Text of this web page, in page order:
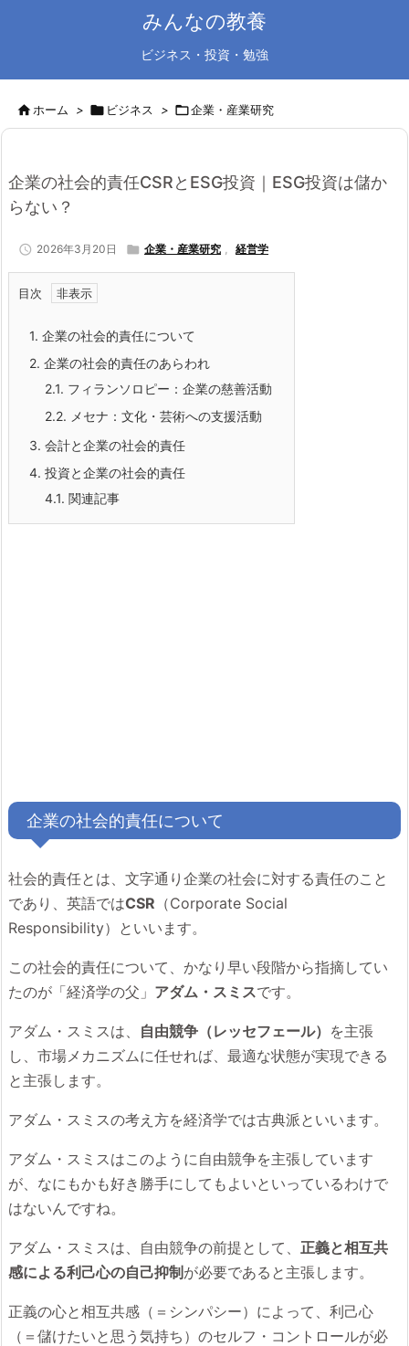
みんなの教養
ビジネス・投資・勉強
ホーム >  ビジネス > 企業・産業研究
企業の社会的責任CSRとESG投資｜ESG投資は儲か
らない？
 2026年3月20日  企業・産業研究 , 経営学
目次
1. 企業の社会的責任について
2. 企業の社会的責任のあらわれ
2.1. フィランソロピー：企業の慈善活動
2.2. メセナ：文化・芸術への支援活動
3. 会計と企業の社会的責任
4. 投資と企業の社会的責任
4.1. 関連記事
企業の社会的責任について
社会的責任とは、文字通り企業の社会に対する責任のこと
であり、英語ではCSR （Corporate Social
Responsibility）といいます。
この社会的責任について、かなり早い段階から指摘してい
たのが「経済学の父」 アダム・スミスです。
アダム・スミスは、 自由競争（レッセフェール） を主張
し、市場メカニズムに任せれば、最適な状態が実現できる
と主張します。
アダム・スミスの考え方を経済学では古典派といいます。
アダム・スミスはこのように自由競争を主張しています
が、なにもかも好き勝手にしてもよいといっているわけで
はないんですね。
アダム・スミスは、自由競争の前提として、 正義と相互共
感による利己心の自己抑制 が必要であると主張します。
正義の心と相互共感（＝シンパシー）によって、利己心
（＝儲けたいと思う気持ち）のセルフ・コントロールが必